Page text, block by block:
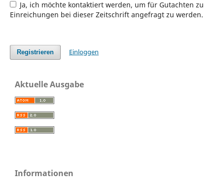
Einreichungen bei dieser Zeitschrift angefragt zu werden.
Registrieren Einloggen
Aktuelle Ausgabe
Informationen